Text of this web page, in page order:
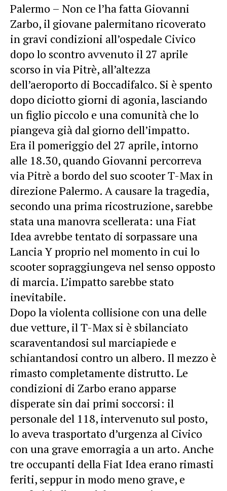
Palermo – Non ce l’ha fatta Giovanni
Zarbo, il giovane palermitano ricoverato
in gravi condizioni all’ospedale Civico
dopo lo scontro avvenuto il 27 aprile
scorso in via Pitrè, all’altezza
dell’aeroporto di Boccadifalco. Si è spento
dopo diciotto giorni di agonia, lasciando
un figlio piccolo e una comunità che lo
piangeva già dal giorno dell’impatto.
Era il pomeriggio del 27 aprile, intorno
alle 18.30, quando Giovanni percorreva
via Pitrè a bordo del suo scooter T-Max in
direzione Palermo. A causare la tragedia,
secondo una prima ricostruzione, sarebbe
stata una manovra scellerata: una Fiat
Idea avrebbe tentato di sorpassare una
Lancia Y proprio nel momento in cui lo
scooter sopraggiungeva nel senso opposto
di marcia. L’impatto sarebbe stato
inevitabile.
Dopo la violenta collisione con una delle
due vetture, il T-Max si è sbilanciato
scaraventandosi sul marciapiede e
schiantandosi contro un albero. Il mezzo è
rimasto completamente distrutto. Le
condizioni di Zarbo erano apparse
disperate sin dai primi soccorsi: il
personale del 118, intervenuto sul posto,
lo aveva trasportato d’urgenza al Civico
con una grave emorragia a un arto. Anche
tre occupanti della Fiat Idea erano rimasti
feriti, seppur in modo meno grave, e